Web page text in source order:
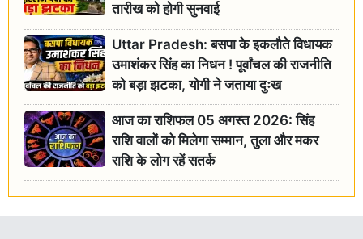
तारीख को होगी सुनवाई
Uttar Pradesh: बसपा के इकलौते विधायक
उमाशंकर सिंह का निधन ! पूर्वांचल की राजनीति
को बड़ा झटका, योगी ने जताया दुःख
आज का राशिफल 05 अगस्त 2026: सिंह
राशि वालों को मिलेगा सम्मान, तुला और मकर
राशि के लोग रहें सतर्क